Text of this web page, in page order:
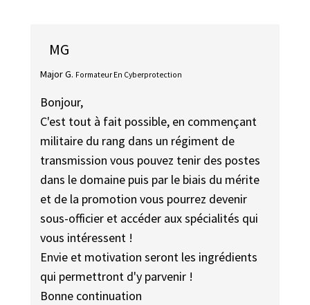
MG
Major G. Formateur En Cyberprotection
Bonjour,
C'est tout à fait possible, en commençant
militaire du rang dans un régiment de
transmission vous pouvez tenir des postes
dans le domaine puis par le biais du mérite
et de la promotion vous pourrez devenir
sous-officier et accéder aux spécialités qui
vous intéressent !
Envie et motivation seront les ingrédients
qui permettront d'y parvenir !
Bonne continuation